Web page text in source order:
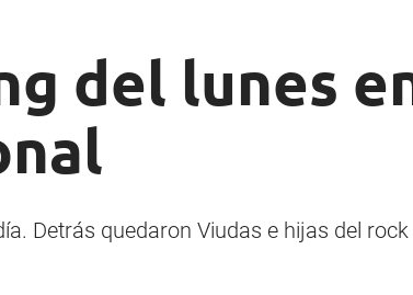
del lunes
Detrás quedaron Viudas e hijas del rock